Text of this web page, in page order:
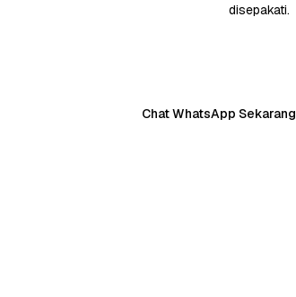
disepakati.
Chat WhatsApp Sekarang